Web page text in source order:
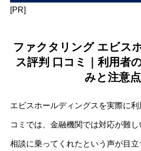
[PR]
ファクタリング エビス
ス評判 口コミ｜利用者
みと注意点
エビスホールディングスを実際に
コミでは、金融機関では対応が難
相談に乗ってくれたという声が目